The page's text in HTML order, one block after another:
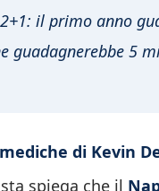
2+1: il primo anno
guadagnerebbe 5
di Kevin
spiega che il